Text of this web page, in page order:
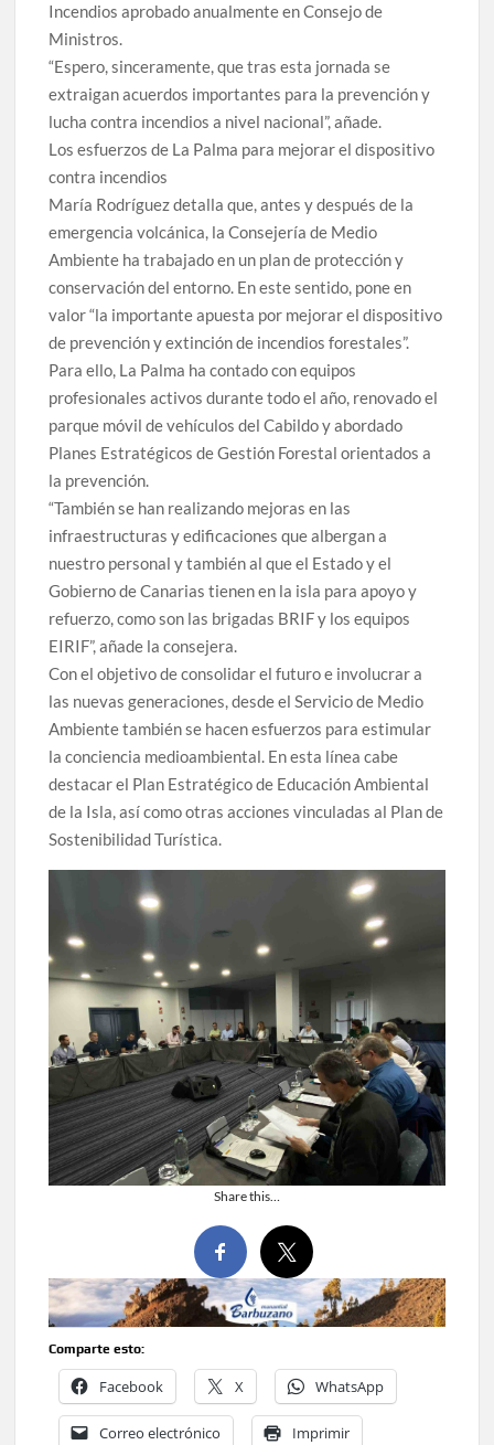
Incendios aprobado anualmente en Consejo de
Ministros.
“Espero, sinceramente, que tras esta jornada se
extraigan acuerdos importantes para la prevención y
lucha contra incendios a nivel nacional”, añade.
Los esfuerzos de La Palma para mejorar el dispositivo
contra incendios
María Rodríguez detalla que, antes y después de la
emergencia volcánica, la Consejería de Medio
Ambiente ha trabajado en un plan de protección y
conservación del entorno. En este sentido, pone en
valor “la importante apuesta por mejorar el dispositivo
de prevención y extinción de incendios forestales”.
Para ello, La Palma ha contado con equipos
profesionales activos durante todo el año, renovado el
parque móvil de vehículos del Cabildo y abordado
Planes Estratégicos de Gestión Forestal orientados a
la prevención.
“También se han realizando mejoras en las
infraestructuras y edificaciones que albergan a
nuestro personal y también al que el Estado y el
Gobierno de Canarias tienen en la isla para apoyo y
refuerzo, como son las brigadas BRIF y los equipos
EIRIF”, añade la consejera.
Con el objetivo de consolidar el futuro e involucrar a
las nuevas generaciones, desde el Servicio de Medio
Ambiente también se hacen esfuerzos para estimular
la conciencia medioambiental. En esta línea cabe
destacar el Plan Estratégico de Educación Ambiental
de la Isla, así como otras acciones vinculadas al Plan de
Sostenibilidad Turística.
Share this…
Comparte esto:
Facebook X WhatsApp
Correo electrónico Imprimir